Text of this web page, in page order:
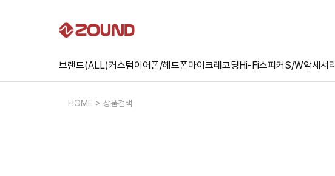
브랜드(ALL)커스텀이어폰/헤드폰마이크레코딩Hi-Fi스피커S/W악세서리
HOME > 상품검색